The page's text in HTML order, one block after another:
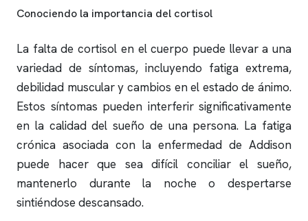
Conociendo la importancia del cortisol
La falta de cortisol en el cuerpo puede llevar a una
variedad de síntomas, incluyendo fatiga extrema,
debilidad muscular y cambios en el estado de ánimo.
Estos síntomas pueden interferir significativamente
en la calidad del sueño de una persona. La fatiga
crónica asociada con la enfermedad de Addison
puede hacer que sea difícil conciliar el sueño,
mantenerlo durante la noche o despertarse
sintiéndose descansado.